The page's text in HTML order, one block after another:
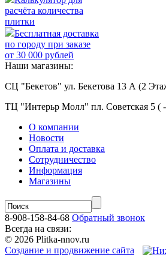
расчёта количества
плитки
Бесплатная доставка
по городу при заказе
от 30 000 рублей
Наши магазины:
СЦ "Бекетов" ул. Бекетова 13 А (2
ТЦ "Интерьр Молл" пл. Советская 5
О компании
Новости
Оплата и доставка
Сотрудничество
Информация
Магазины
8-908-158-84-68 Обратный звонок
Всегда на связи:
© 2026 Plitka-nnov.ru
Создание и продвижение сайта